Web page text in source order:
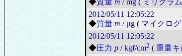
◆質量 m /mg ( ミリグラム
2012/05/11 12:05:22
◆質量 m / μg ( マイクロ
2012/05/11 12:05:22
◆圧力 p /kgf/cm2 ( 重量キ